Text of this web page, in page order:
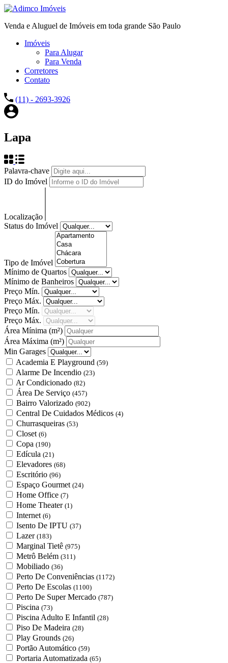
Venda e Aluguel de Imóveis em toda grande São Paulo
Imóveis
Para Alugar
Para Venda
Corretores
Contato
(11) - 2693-3926
Lapa
Palavra-chave
ID do Imóvel
Localização
Status do Imóvel
Tipo de Imóvel
Mínimo de Quartos
Mínimo de Banheiros
Preço Mín.
Preço Máx.
Preço Mín.
Preço Máx.
Área Mínima (m²)
Área Máxima (m²)
Min Garages
Academia E Playground (59)
Alarme De Incendio (23)
Ar Condicionado (82)
Área De Serviço (457)
Bairro Valorizado (902)
Central De Cuidados Médicos (4)
Churrasqueiras (53)
Closet (6)
Copa (190)
Edícula (21)
Elevadores (68)
Escritório (96)
Espaço Gourmet (24)
Home Office (7)
Home Theater (1)
Internet (6)
Isento De IPTU (37)
Lazer (183)
Marginal Tietê (975)
Metrô Belém (311)
Mobiliado (36)
Perto De Conveniências (1172)
Perto De Escolas (1100)
Perto De Super Mercado (787)
Piscina (73)
Piscina Adulto E Infantil (28)
Piso De Madeira (28)
Play Grounds (26)
Portão Automático (59)
Portaria Automatizada (65)